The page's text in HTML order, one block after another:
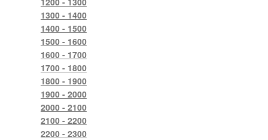
1300 - 1400
1400 - 1500
1500 - 1600
1600 - 1700
1700 - 1800
1800 - 1900
1900 - 2000
2000 - 2100
2100 - 2200
2200 - 2300